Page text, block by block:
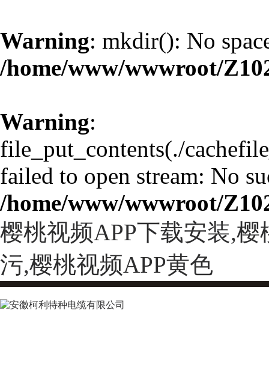
Warning: mkdir(): No
/home/www/wwwroot/
Warning:
file_put_contents(./
failed to open stream: No
/home/www/wwwroot/
樱桃视频APP下载安装,
污,樱桃视频APP黄色